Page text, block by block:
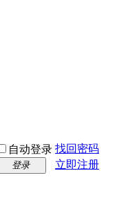
自动登录 找回密码
登录 立即注册